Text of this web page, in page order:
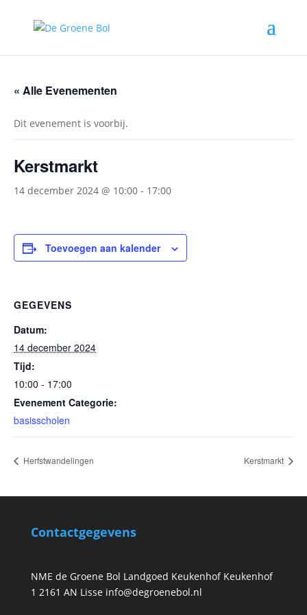
« Alle Evenementen
Dit evenement is voorbij.
Kerstmarkt
14 december 2024 @ 10:00 - 17:00
Toevoegen aan kalender
GEGEVENS
Datum:
14 december 2024
Tijd:
10:00 - 17:00
Evenement Categorie:
basisscholen
Herfstwandelingen Kerstmarkt
Contactgegevens
NME de Groene Bol Landgoed Keukenhof Keukenhof
1 2161 AN Lisse info@degroenebol.nl